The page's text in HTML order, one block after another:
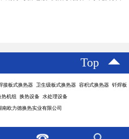
Top
接板式换热器 卫生级板式换热器 容积式换热器 钎焊板
热机组 换热设备 水处理设备
南欧力德换热实业有限公司